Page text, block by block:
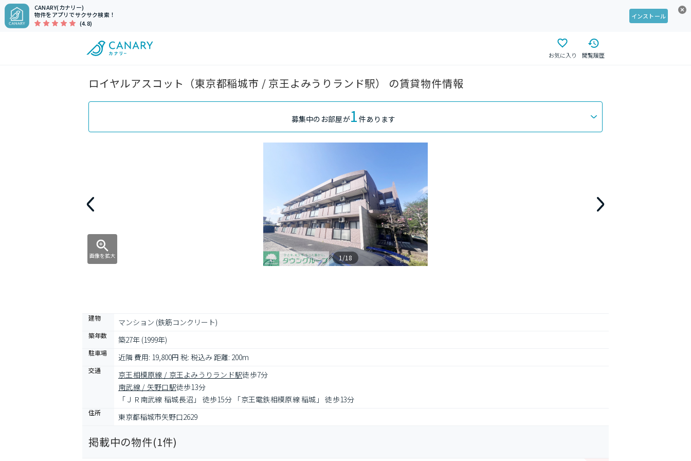
CANARY(カナリー)
物件をアプリでサクサク検索！
(4.8)
インストール
お気に入り 閲覧履歴
ロイヤルアスコット（東京都稲城市 / 京王よみうりランド駅） の賃貸物件情報
募集中のお部屋が1 件あります
画像を拡大 1/18
建物 マンション (鉄筋コンクリート)
築年数 築27年 (1999年)
駐車場 近隣 費用: 19,800円 税: 税込み 距離: 200m
交通 京王相模原線 / 京王よみうりランド駅徒歩7分
南武線 / 矢野口駅徒歩13分
「ＪＲ南武線 稲城長沼」 徒歩15分 「京王電鉄相模原線 稲城」 徒歩13分
住所 東京都稲城市矢野口2629
掲載中の物件(1件)